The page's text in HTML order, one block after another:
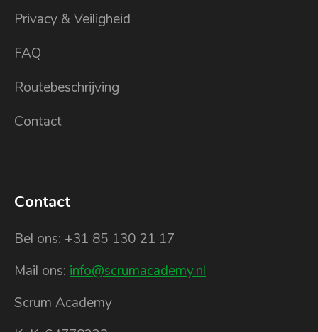
Privacy & Veiligheid
FAQ
Routebeschrijving
Contact
Contact
Bel ons: +31 85 130 21 17
Mail ons: info@scrumacademy.nl
Scrum Academy